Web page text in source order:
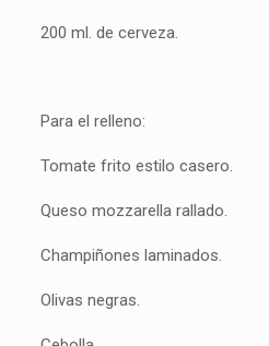
200 ml. de cerveza.
Para el relleno:
Tomate frito estilo casero.
Queso mozzarella rallado.
Champiñones laminados.
Olivas negras.